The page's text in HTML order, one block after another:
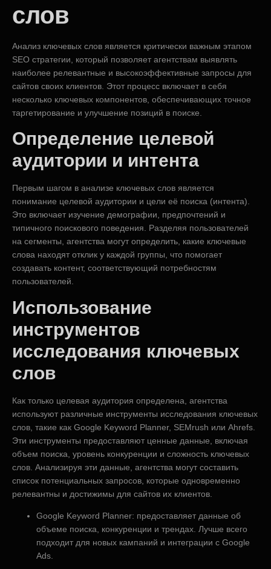
слов
Анализ ключевых слов является критически важным этапом
SEO стратегии, который позволяет агентствам выявлять
наиболее релевантные и высокоэффективные запросы для
сайтов своих клиентов. Этот процесс включает в себя
несколько ключевых компонентов, обеспечивающих точное
таргетирование и улучшение позиций в поиске.
Определение целевой
аудитории и интента
Первым шагом в анализе ключевых слов является
понимание целевой аудитории и цели её поиска (интента).
Это включает изучение демографии, предпочтений и
типичного поискового поведения. Разделяя пользователей
на сегменты, агентства могут определить, какие ключевые
слова находят отклик у каждой группы, что помогает
создавать контент, соответствующий потребностям
пользователей.
Использование
инструментов
исследования ключевых
слов
Как только целевая аудитория определена, агентства
используют различные инструменты исследования ключевых
слов, такие как Google Keyword Planner, SEMrush или Ahrefs.
Эти инструменты предоставляют ценные данные, включая
объем поиска, уровень конкуренции и сложность ключевых
слов. Анализируя эти данные, агентства могут составить
список потенциальных запросов, которые одновременно
релевантны и достижимы для сайтов их клиентов.
Google Keyword Planner: предоставляет данные об
объеме поиска, конкуренции и трендах. Лучше всего
подходит для новых кампаний и интеграции с Google
Ads.